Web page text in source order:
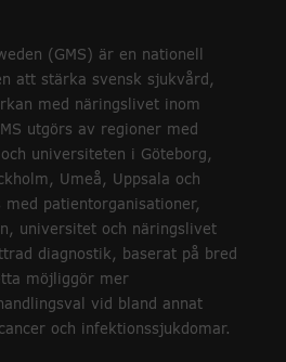
(GMS) är en nationell
att stärka svensk sjukvård,
med näringslivet inom
utgörs av regioner med
universiteten i Göteborg,
Umeå, Uppsala och
med patientorganisationer,
universitet och näringslivet
diagnostik, baserat på bred
möjliggör mer
vid bland annat
och infektionssjukdomar.